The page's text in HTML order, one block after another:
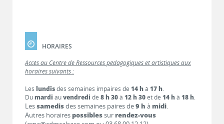
HORAIRES
Accès au Centre de Ressources pédagogiques et artistiques aux
horaires suivants :
Les lundisdes semaines impaires de 14 hà 17 h.
Dumardi auvendredi de 8 h 30à 12 h 30et de 14 hà 18 h.
Lessamedisdes semaines paires de9 h à midi.
Autres horaires possiblessur rendez-vous